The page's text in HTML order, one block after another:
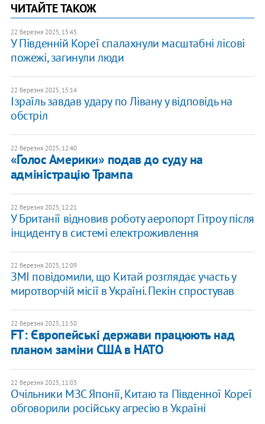
ЧИТАЙТЕ ТАКОЖ
22 березня 2025, 15:45
У Південній Кореї спалахнули масштабні лісові
пожежі, загинули люди
22 березня 2025, 15:14
​Ізраїль завдав удару по Лівану у відповідь на
обстріл
22 березня 2025, 12:40
«Голос Америки» подав до суду на
адміністрацію Трампа
22 березня 2025, 12:21
​У Британії відновив роботу аеропорт Гітроу після
інциденту в системі електроживлення
22 березня 2025, 12:09
ЗМІ повідомили, що Китай розглядає участь у
миротворчій місії в Україні. Пекін спростував
22 березня 2025, 11:50
FT: Європейські держави працюють над
планом заміни США в НАТО
22 березня 2025, 11:03
Очільники МЗС Японії, Китаю та Південної Кореї
обговорили російську агресію в Україні